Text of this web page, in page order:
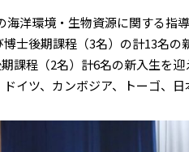
洋環境・生物資源に関する指
士後期課程（3名）の計13名
課程（2名）計6名の新入生を
イツ、カンボジア、トーゴ、